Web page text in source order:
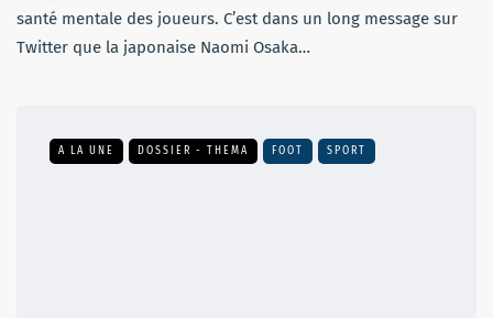
santé mentale des joueurs. C’est dans un long message sur
Twitter que la japonaise Naomi Osaka…
A LA UNE DOSSIER - THEMA FOOT SPORT